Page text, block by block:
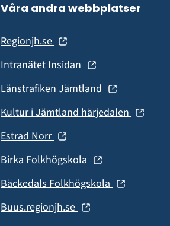
Våra andra webbplatser
Regionjh.se (öppnas
nytt
fönster)
Intranätet Insidan (öppnas
nytt
fönster)
Länstrafiken Jämtland (öppnas
nytt
Kultur i Jämtland härjedalen (öppnas
Estrad Norr (öppnas
nytt
fönster)
Birka Folkhögskola (öppnas
nytt
fönster)
Bäckedals Folkhögskola (öppnas
Buus.regionjh.se (öppnas